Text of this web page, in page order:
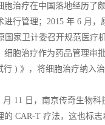
胞治疗在中国落地经历了
进行管理；2015 年 6 月
国家卫计委召开规范医疗
细胞治疗作为药品管理审
行 ) 》，将细胞治疗纳入
月 11 日，南京传奇生物
的 CAR-T 疗法，这也标